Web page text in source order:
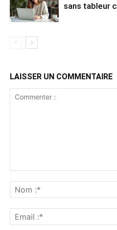
sans tableur
LAISSER UN COMMENTAIRE